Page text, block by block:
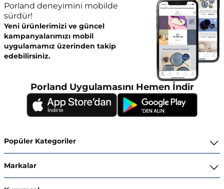
Porland deneyimini mobilde
sürdür!
Yeni ürünlerimizi ve güncel
kampanyalarımızı mobil
uygulamamız üzerinden takip
edebilirsiniz.
Porland Uygulamasını Hemen İndir
Popüler Kategoriler
Kahvaltı ve İkram Takımları
Markalar